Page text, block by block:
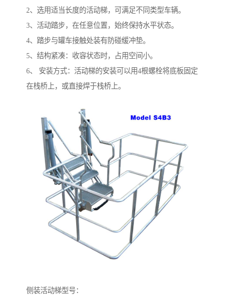
2、选用适当长度的活动梯，可满足不同类型车辆。
3、活动踏步，在任意位置，始终保持水平状态。
4、踏步与罐车接触处装有防碰缓冲垫。
5、结构紧凑：收容状态时，占用空间小。
6、 安装方式：活动梯的安装可以用4根螺栓将底板固定
在栈桥上，或直接焊于栈桥上。
侧装活动梯型号：